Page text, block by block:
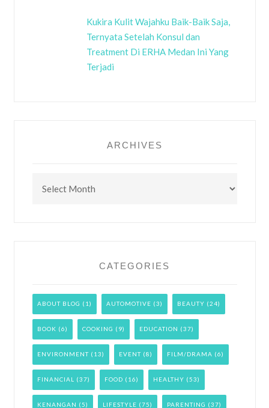
Kukira Kulit Wajahku Baik-Baik Saja,
Ternyata Setelah Konsul dan
Treatment Di ERHA Medan Ini Yang
Terjadi
ARCHIVES
CATEGORIES
ABOUT BLOG (1) AUTOMOTIVE (3) BEAUTY (24)
BOOK (6) COOKING (9) EDUCATION (37)
ENVIRONMENT(13) EVENT(8) FILM/DRAMA (6)
FINANCIAL (37) FOOD (16) HEALTHY (53)
KENANGAN (5) LIFESTYLE (75) PARENTING (37)